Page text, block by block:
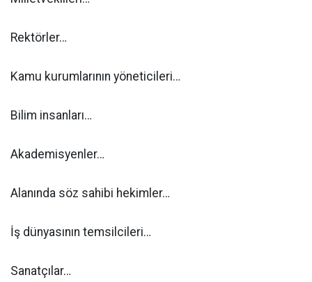
Rektörler…
Kamu kurumlarının yöneticileri…
Bilim insanları…
Akademisyenler…
Alanında söz sahibi hekimler…
İş dünyasının temsilcileri…
Sanatçılar…